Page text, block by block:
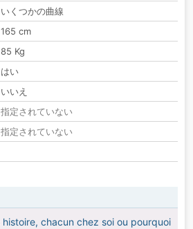
いくつかの曲線
165 cm
85 Kg
はい
いいえ
指定されていない
指定されていない
chacun chez soi ou pourquoi